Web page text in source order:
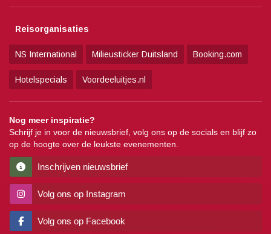
Reisorganisaties
NS International Milieusticker Duitsland Booking.com
Hotelspecials Voordeeluitjes.nl
Nog meer inspiratie?
Schrijf je in voor de nieuwsbrief, volg ons op de socials en blijf zo
op de hoogte over de leukste evenementen.
Inschrijven nieuwsbrief
Volg ons op Instagram
Volg ons op Facebook